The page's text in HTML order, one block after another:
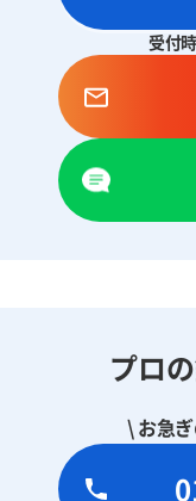
受付
プロ
\ お急